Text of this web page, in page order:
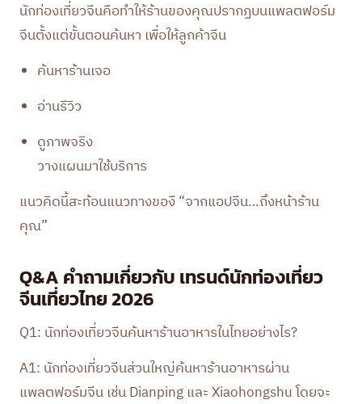
นักท่องเที่ยวจีนคือทำให้ร้านของคุณปรากฏบนแพลตฟอร์ม
จีนตั้งแต่ขั้นตอนค้นหา เพื่อให้ลูกค้าจีน
ค้นหาร้านเจอ
อ่านรีวิว
ดูภาพจริง
วางแผนมาใช้บริการ
แนวคิดนี้สะท้อนแนวทางของื “จากแอปจีน…ถึงหน้าร้าน
คุณ”
Q&A คำถามเกี่ยวกับ เทรนด์นักท่องเที่ยว
จีนเที่ยวไทย 2026
Q1: นักท่องเที่ยวจีนค้นหาร้านอาหารในไทยอย่างไร?
A1: นักท่องเที่ยวจีนส่วนใหญ่ค้นหาร้านอาหารผ่าน
แพลตฟอร์มจีน เช่น Dianping และ Xiaohongshu โดยจะ